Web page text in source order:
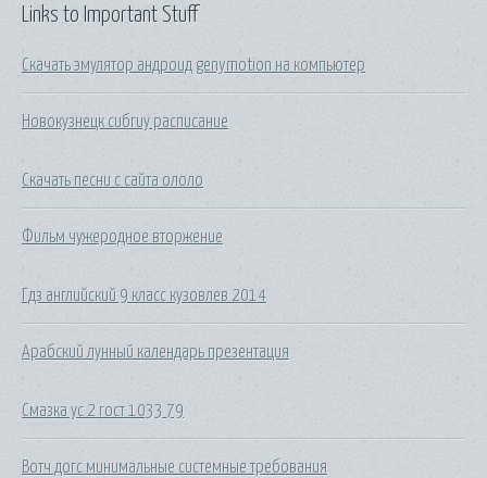
Links to Important Stuff
Скачать эмулятор андроид genymotion на компьютер
Новокузнецк сибгиу расписание
Скачать песни с сайта ололо
Фильм чужеродное вторжение
Гдз английский 9 класс кузовлев 2014
Арабский лунный календарь презентация
Смазка ус 2 гост 1033 79
Вотч догс минимальные системные требования